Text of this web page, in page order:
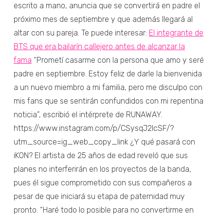
escrito a mano, anuncia que se convertirá en padre el
próximo mes de septiembre y que además llegará al
altar con su pareja. Te puede interesar: El integrante de
BTS que era bailarín callejero antes de alcanzar la
fama “Prometí casarme con la persona que amo y seré
padre en septiembre. Estoy feliz de darle la bienvenida
a un nuevo miembro a mi familia, pero me disculpo con
mis fans que se sentirán confundidos con mi repentina
noticia”, escribió el intérprete de RUNAWAY.
https://www.instagram.com/p/CSysqJ2lcSF/?
utm_source=ig_web_copy_link ¿Y qué pasará con
iKON? El artista de 25 años de edad reveló que sus
planes no interferirán en los proyectos de la banda,
pues él sigue comprometido con sus compañeros a
pesar de que iniciará su etapa de paternidad muy
pronto. “Haré todo lo posible para no convertirme en